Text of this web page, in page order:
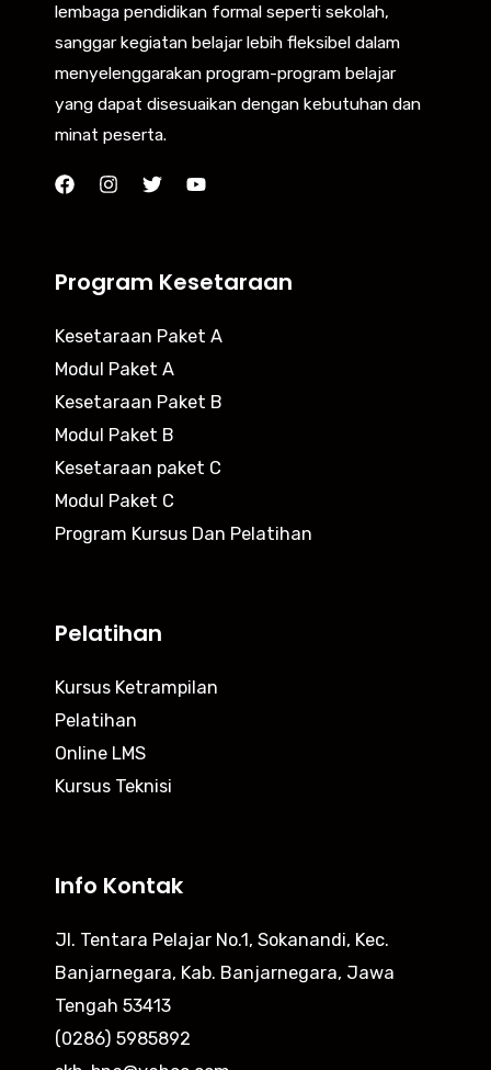
lembaga pendidikan formal seperti sekolah,
sanggar kegiatan belajar lebih fleksibel dalam
menyelenggarakan program-program belajar
yang dapat disesuaikan dengan kebutuhan dan
minat peserta.
Program Kesetaraan
Kesetaraan Paket A
Modul Paket A
Kesetaraan Paket B
Modul Paket B
Kesetaraan paket C
Modul Paket C
Program Kursus Dan Pelatihan
Pelatihan
Kursus Ketrampilan
Pelatihan
Online LMS
Kursus Teknisi
Info Kontak
Jl. Tentara Pelajar No.1, Sokanandi, Kec.
Banjarnegara, Kab. Banjarnegara, Jawa
Tengah 53413
(0286) 5985892